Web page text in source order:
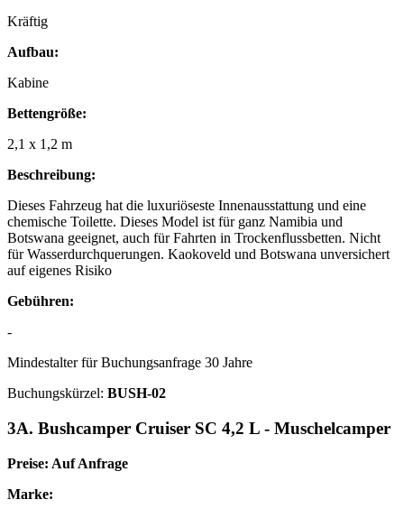
Kräftig
Aufbau:
Kabine
Bettengröße:
2,1 x 1,2 m
Beschreibung:
Dieses Fahrzeug hat die luxuriöseste Innenausstattung und eine
chemische Toilette. Dieses Model ist für ganz Namibia und
Botswana geeignet, auch für Fahrten in Trockenflussbetten. Nicht
für Wasserdurchquerungen. Kaokoveld und Botswana unversichert
auf eigenes Risiko
Gebühren:
-
Mindestalter für Buchungsanfrage 30 Jahre
Buchungskürzel: BUSH-02
3A. Bushcamper Cruiser SC 4,2 L - Muschelcamper
Preise: Auf Anfrage
Marke: